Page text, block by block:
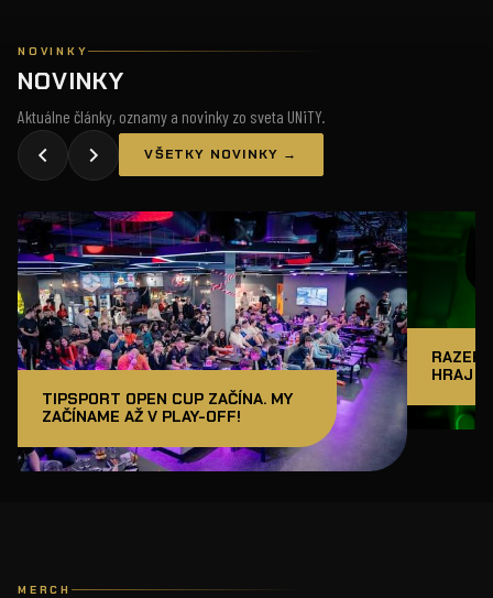
NOVINKY
NOVINKY
Aktuálne články, oznamy a novinky zo sveta UNiTY.
VŠETKY NOVINKY →
TIPSPORT OPEN CUP ZAČÍNA. MY
ZAČÍNAME AŽ V PLAY-OFF!
RAZER
HRAJ
MERCH